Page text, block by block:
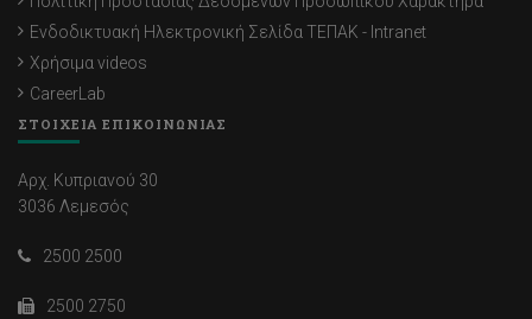
Ενδοδικτυακή Ηλεκτρονική Σελίδα ΤΕΠΑΚ - Intranet
Χρήσιμα videos
CareerLab
ΣΤΟΙΧΕΙΑ ΕΠΙΚΟΙΝΩΝΙΑΣ
Αρχ. Κυπριανού 30
3036 Λεμεσός
2500 2500
2500 2750